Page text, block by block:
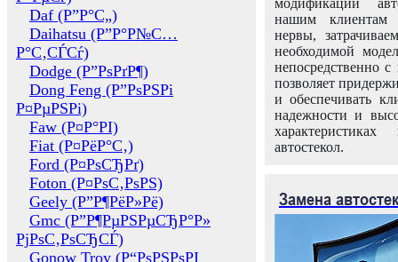
Daf (Р”Р°С„)
Daihatsu (Р”Р°Р№С…
Р°С‚СЃСѓ)
Dodge (Р”РѕРґР¶)
Dong Feng (Р”РѕРЅРі
Р¤РµРЅРі)
Faw (Р¤Р°РІ)
Fiat (Р¤РёР°С‚)
Ford (Р¤РѕСЂРґ)
Foton (Р¤РѕС‚РѕРЅ)
Geely (Р”Р¶РёР»Рё)
Gmc (Р”Р¶РµРЅРµСЂР°Р»
РјРѕС‚РѕСЂСЃ)
Gonow Troy (Р“РѕРЅРѕРІ
модификации
нашим клиентам
нервы,
необходимой
непосредственно
позволяет
и обеспечивать
надежности и
автостекол.
Замена